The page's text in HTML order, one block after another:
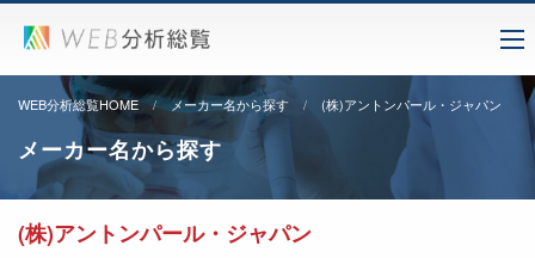
WEB分析総覧HOME メーカー名から探す (株)アントンパール・ジャパン
メーカー名から探す
(株)アントンパール・ジャパン